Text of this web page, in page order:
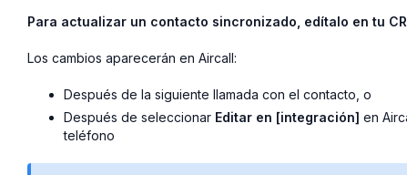
Para actualizar un contacto sincronizado, edítalo en tu
Los cambios aparecerán en Aircall:
Después de la siguiente llamada con el contacto, o
Después de seleccionar Editar en [integración] en
teléfono